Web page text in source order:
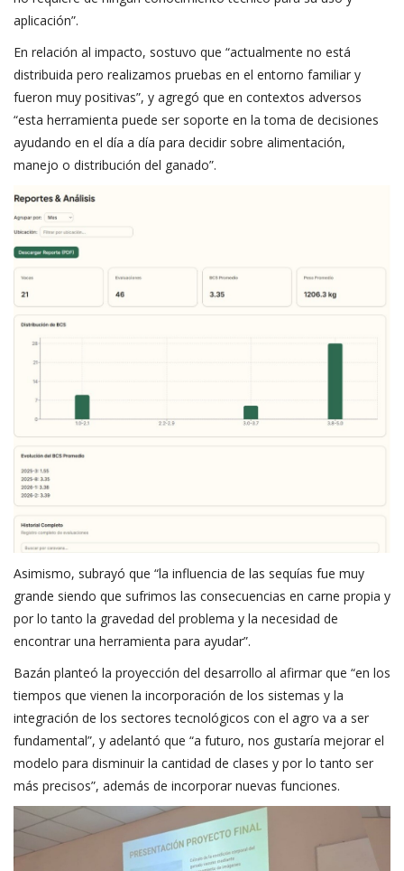
aplicación”.
En relación al impacto, sostuvo que “actualmente no está
distribuida pero realizamos pruebas en el entorno familiar y
fueron muy positivas”, y agregó que en contextos adversos
“esta herramienta puede ser soporte en la toma de decisiones
ayudando en el día a día para decidir sobre alimentación,
manejo o distribución del ganado”.
Asimismo, subrayó que “la influencia de las sequías fue muy
grande siendo que sufrimos las consecuencias en carne propia y
por lo tanto la gravedad del problema y la necesidad de
encontrar una herramienta para ayudar”.
Bazán planteó la proyección del desarrollo al afirmar que “en los
tiempos que vienen la incorporación de los sistemas y la
integración de los sectores tecnológicos con el agro va a ser
fundamental”, y adelantó que “a futuro, nos gustaría mejorar el
modelo para disminuir la cantidad de clases y por lo tanto ser
más precisos”, además de incorporar nuevas funciones.